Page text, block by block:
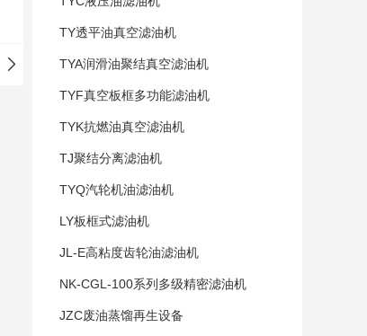
TY透平油真空滤油机
TYA润滑油聚结真空滤油机
TYF真空板框多功能滤油机
TYK抗燃油真空滤油机
TJ聚结分离滤油机
TYQ汽轮机油滤油机
LY板框式滤油机
JL-E高粘度齿轮油滤油机
NK-CGL-100系列多级精密滤油机
JZC废油蒸馏再生设备